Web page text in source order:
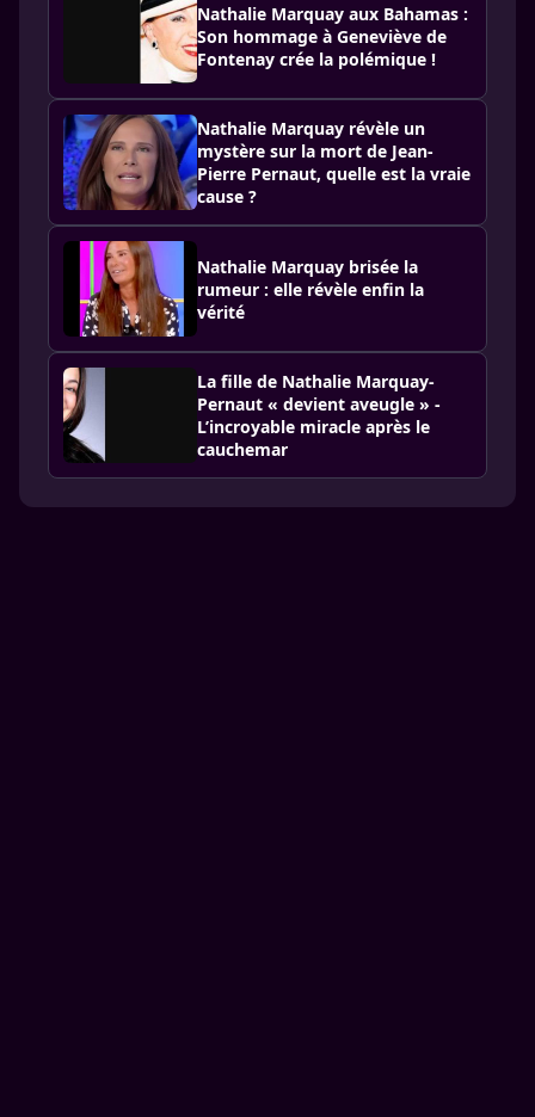
Nathalie Marquay aux Bahamas :
Son hommage à Geneviève de
Fontenay crée la polémique !
Nathalie Marquay révèle un
mystère sur la mort de Jean-
Pierre Pernaut, quelle est la vraie
cause ?
Nathalie Marquay brisée la
rumeur : elle révèle enfin la
vérité
La fille de Nathalie Marquay-
Pernaut « devient aveugle » -
L’incroyable miracle après le
cauchemar